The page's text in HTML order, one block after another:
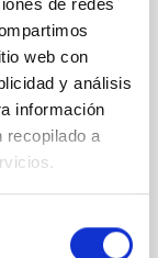
de redes
web con
y análisis
información
recopilado a
has
IAC
by the
and by the
gave a